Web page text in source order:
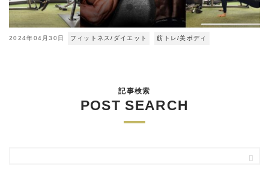
2024年04月30日 フィットネス/ダイエット 筋トレ/美ボディ
記事検索
POST SEARCH